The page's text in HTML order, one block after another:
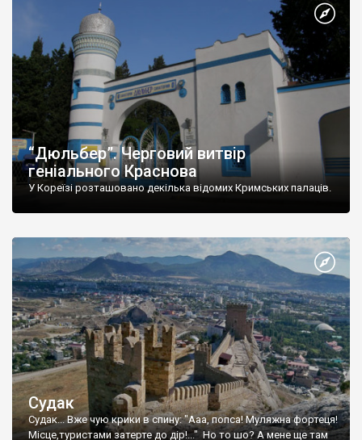
“Дюльбер”. Черговий витвір
геніального Краснова
У Кореїзі розташовано декілька відомих Кримських палаців.
Судак
Судак... Вже чую крики в спину: "Ааа, попса! Муляжна фортеця!
Місце,туристами затерте до дір!..." Но то шо? А мене ще там